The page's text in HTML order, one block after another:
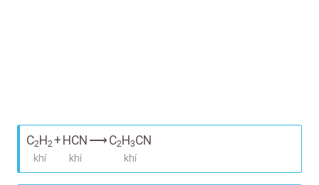
C2H2+ HCN ⟶ C2H3CN
khí khí khí